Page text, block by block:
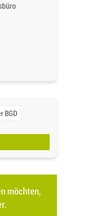
BGD
möchten,